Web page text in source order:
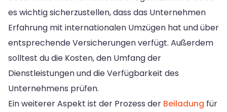
es wichtig sicherzustellen, dass das Unternehmen
Erfahrung mit internationalen Umzügen hat und über
entsprechende Versicherungen verfügt. Außerdem
solltest du die Kosten, den Umfang der
Dienstleistungen und die Verfügbarkeit des
Unternehmens prüfen.
Ein weiterer Aspekt ist der Prozess der Beiladung für